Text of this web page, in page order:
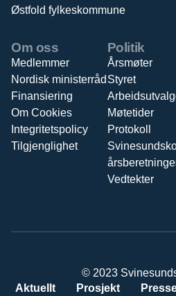
Østfold fylkeskommune
Om oss
Medlemmer
Nordisk ministerråd
Finansiering
Om Cookies
Integritetspolicy
Tilgjenglighet
Politik
Årsmøter
Styret
Møtetider
Protokoll
Vedtekter
© 2023
Aktuellt
Prosjekt